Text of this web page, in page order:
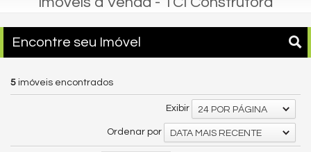
Encontre seu Imóvel
5 imóveis encontrados
Exibir 24 POR PÁGINA
Ordenar por DATA MAIS RECENTE